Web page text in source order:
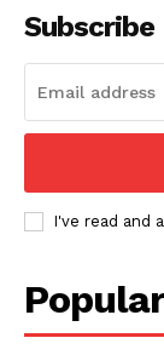
Subscribe
I've read and
Popular